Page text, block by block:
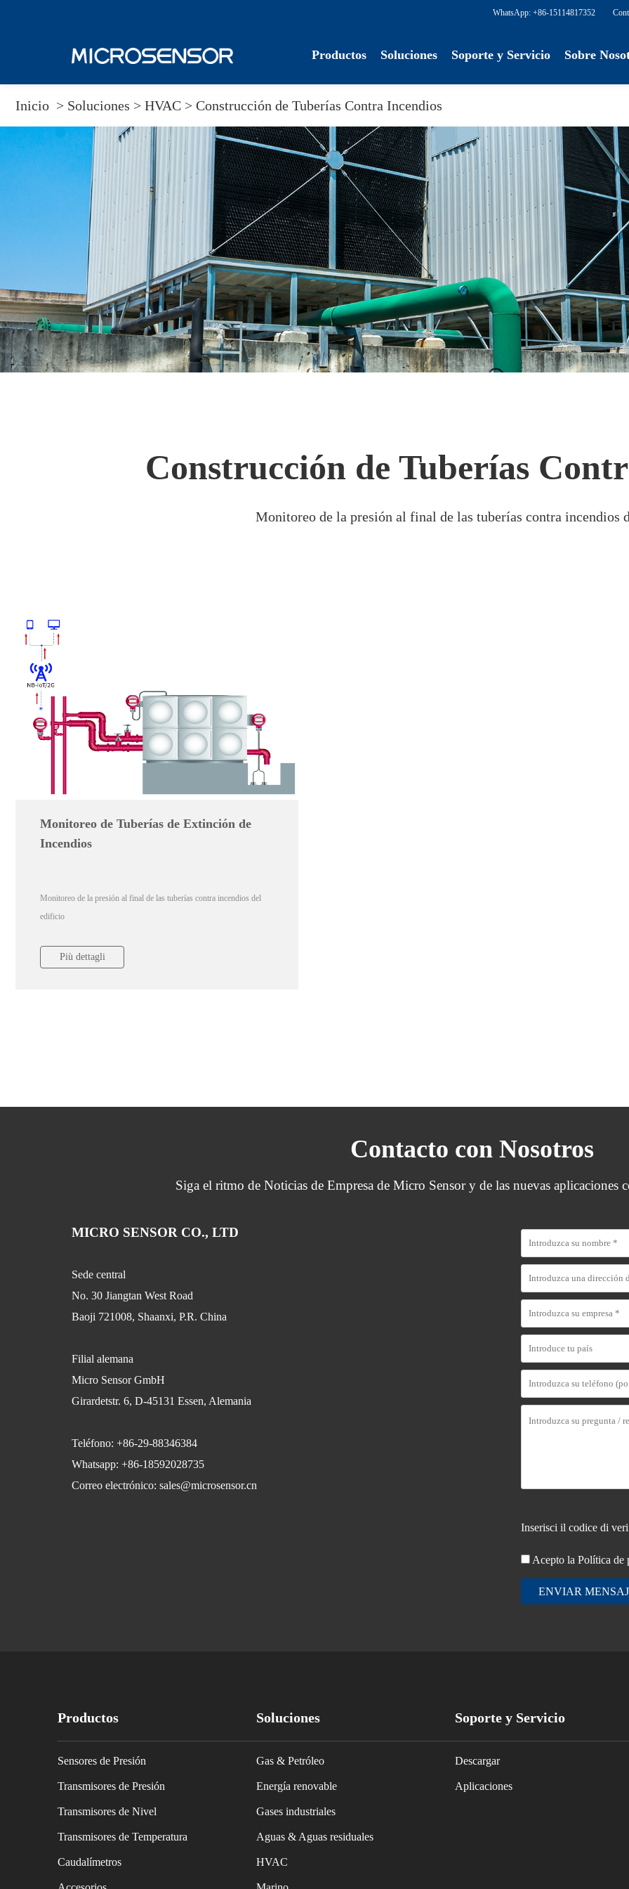
WhatsApp: +86-15114817352
Productos Soluciones Soporte y Servicio Sobre
Inicio > Soluciones > HVAC > Construcción de Tuberías Contra Incendios
Construcción de Tuberías
Monitoreo de la presión al final de las tuberías contra incendios
Monitoreo de Tuberías de Extinción de
Incendios
Monitoreo de la presión al final de las tuberías contra incendios del
edificio
Più dettagli
Contacto con Nosotros
Siga el ritmo de Noticias de Empresa de Micro Sensor y de las nuevas aplicaciones
MICRO SENSOR CO., LTD
Sede central
No. 30 Jiangtan West Road
Baoji 721008, Shaanxi, P.R. China
Filial alemana
Micro Sensor GmbH
Girardetstr. 6, D-45131 Essen, Alemania
Teléfono: +86-29-88346384
Whatsapp: +86-18592028735
Correo electrónico: sales@microsensor.cn
Inserisci il codice di
Acepto la Política de
ENVIAR
Productos
Sensores de Presión
Transmisores de Presión
Transmisores de Nivel
Transmisores de Temperatura
Caudalímetros
Soluciones
Gas & Petróleo
Energía renovable
Gases industriales
Aguas & Aguas residuales
HVAC
Soporte y Servicio
Descargar
Aplicaciones